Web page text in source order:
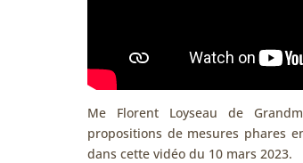
Me Florent Loyseau de
propositions de mesures phares
dans cette vidéo du 10 mars 2023.